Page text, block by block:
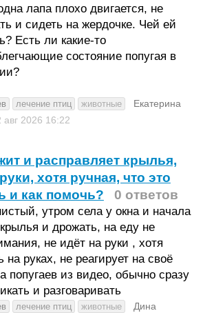
лапа плохо двигается, не
и сидеть на жердочке. Чей ей
Есть ли какие-то
состояние попугая в
лечение птиц животные
Екатерина
авг 2026 16:22
и расправляет крылья,
хотя ручная, что это
и как помочь?
0 ответов
утром села у окна и начала
и дрожать, на еду не
не идёт на руки , хотя
руках, не реагирует на своё
попугаев из видео, обычно сразу
и разговаривать
лечение птиц животные Дина